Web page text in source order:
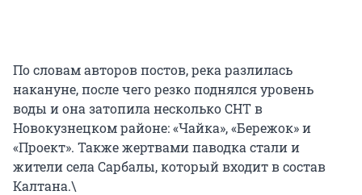
По словам авторов постов, река разлилась
накануне, после чего резко поднялся уровень
воды и она затопила несколько СНТ в
Новокузнецком районе: «Чайка», «Бережок» и
«Проект». Также жертвами паводка стали и
жители села Сарбалы, который входит в состав
Калтана.\